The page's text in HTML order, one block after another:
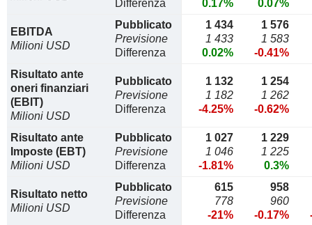
Differenza
0.17%
0.07%
EBITDA
Milioni USD
Pubblicato
Previsione
Differenza
1 434
1 433
0.02%
1 576
1 583
-0.41%
Risultato ante
oneri finanziari
(EBIT)
Milioni USD
Pubblicato
Previsione
Differenza
1 132
1 182
-4.25%
1 254
1 262
-0.62%
Risultato ante
Imposte (EBT)
Milioni USD
Pubblicato
Previsione
Differenza
1 027
1 046
-1.81%
1 229
1 225
0.3%
Risultato netto
Milioni USD
Pubblicato
Previsione
Differenza
615
778
-21%
958
960
-0.17%